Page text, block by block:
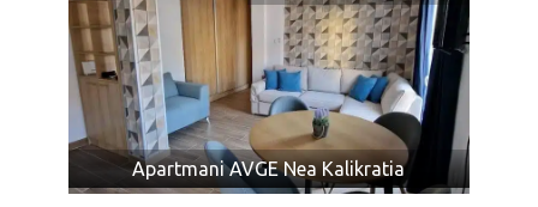
dozvoljeno.
U slučaju većeg broja prtljaga, prevoznik ili Organizator
putovanja (u interesu komfora ostalih putnika) nije u
obavezi da primi višak prtljaga.
Zabranjeni prtljag: bilo koje oružje, droge ili tečnosti
(osim lekova), kolica na baterije ili skutere, dečija kolica
koja se ne sklapaju, bicikle, surferske daske, hrana ili
Apartmani AVGE Nea Kalikratia